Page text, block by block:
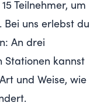
Teilnehmer, um
Bei uns erlebst du
An drei
Stationen kannst
und Weise, wie